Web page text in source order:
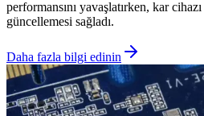
performansını yavaşlatırken, kar
güncellemesi sağladı.
Daha fazla bilgi edinin